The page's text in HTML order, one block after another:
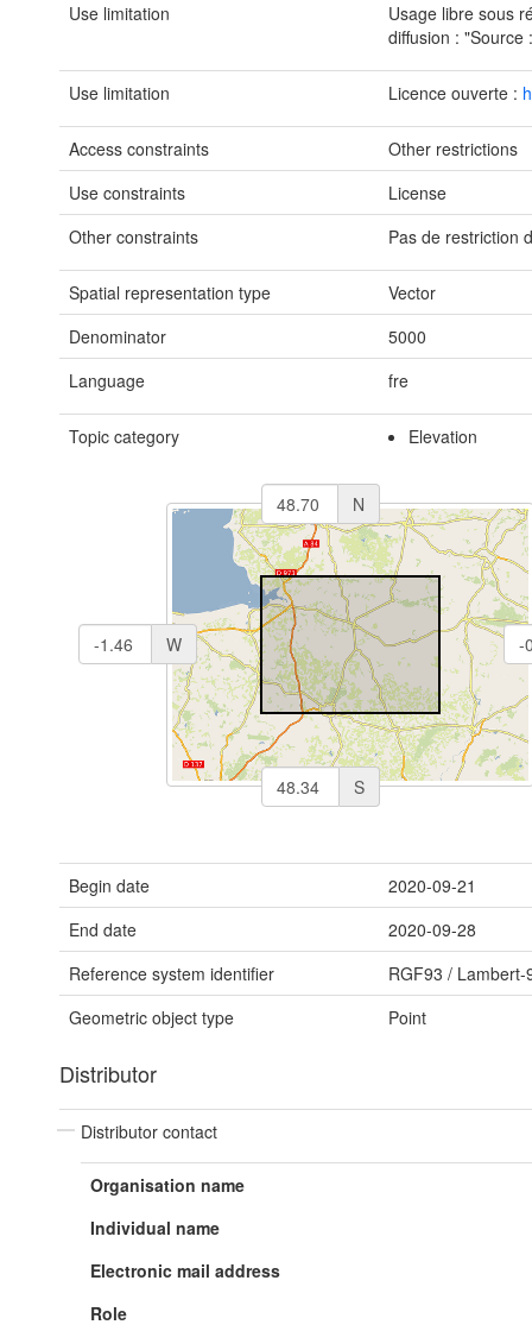
Use limitation
Usage libre sous
diffusion : "Source
Use limitation Licence ouverte :
Access constraints
Other restrictions
Use constraints
License
Other constraints
Pas de restriction
Spatial representation type
Vector
Denominator
5000
Language
fre
Topic category Elevation
N
S
W
Begin date
2020-09-21
End date
2020-09-28
Reference system identifier
RGF93 /
Geometric object type
Point
Distributor
Distributor contact
Organisation name
Individual name
Electronic mail address
Role